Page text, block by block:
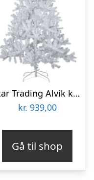
Star Trading Alvik kunstigt juletræ med lys
kr. 939,00
Gå til shop